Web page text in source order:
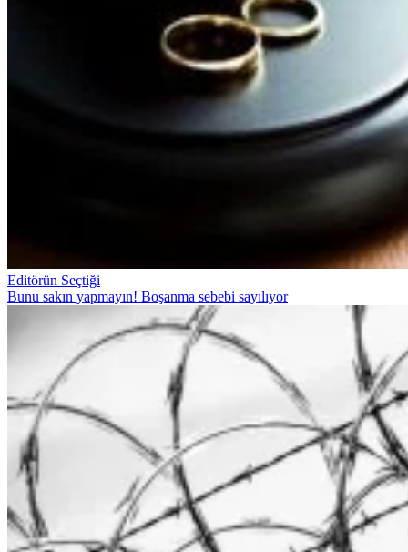
Editörün Seçtiği
Bunu sakın yapmayın! Boşanma sebebi sayılıyor